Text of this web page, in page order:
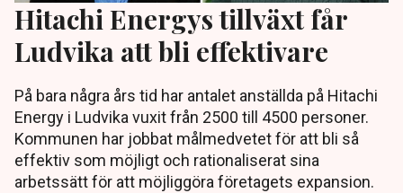
Hitachi Energys tillväxt får
Ludvika att bli effektivare
På bara några års tid har antalet anställda på Hitachi
Energy i Ludvika vuxit från 2500 till 4500 personer.
Kommunen har jobbat målmedvetet för att bli så
effektiv som möjligt och rationaliserat sina
arbetssätt för att möjliggöra företagets expansion.